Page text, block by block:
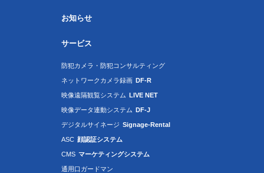
お知らせ
サービス
防犯カメラ・防犯コンサルティング
ネットワークカメラ録画 DF-R
映像遠隔観覧システム LIVE NET
映像データ連動システム DF-J
デジタルサイネージ Signage-Rental
ASC 顔認証システム
CMS マーケティングシステム
通用口ガードマン